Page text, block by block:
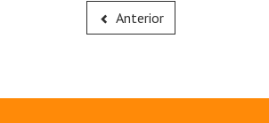
Anterior